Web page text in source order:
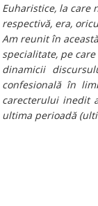
Euharistice, la care
respectivă, era,
Am reunit în
specialitate, pe
dinamicii
confesională în
carecterului inedit
ultima perioadă